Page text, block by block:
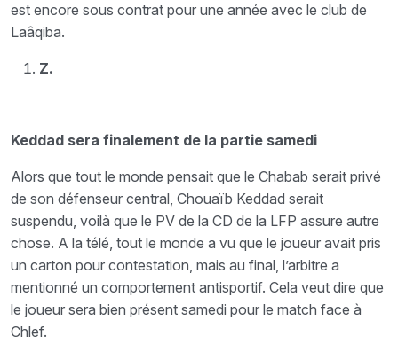
est encore sous contrat pour une année avec le club de
Laâqiba.
Z.
Keddad sera finalement de la partie samedi
Alors que tout le monde pensait que le Chabab serait privé
de son défenseur central, Chouaïb Keddad serait
suspendu, voilà que le PV de la CD de la LFP assure autre
chose. A la télé, tout le monde a vu que le joueur avait pris
un carton pour contestation, mais au final, l’arbitre a
mentionné un comportement antisportif. Cela veut dire que
le joueur sera bien présent samedi pour le match face à
Chlef.